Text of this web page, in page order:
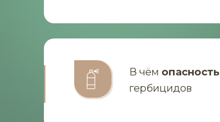
В чём опасность
гербицидов